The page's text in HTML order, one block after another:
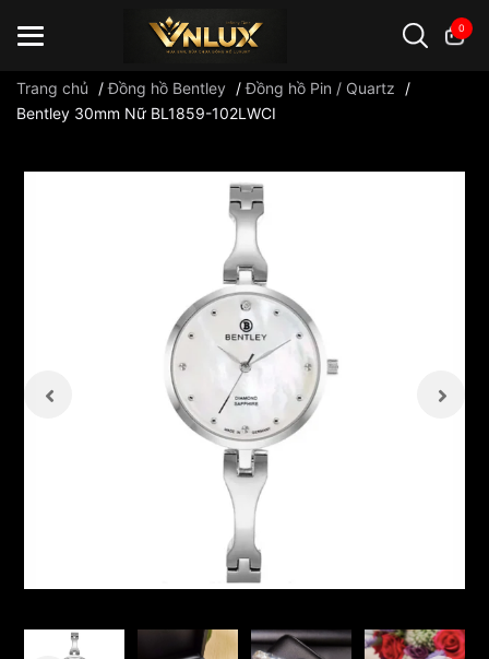
0
Trang chủ /Đồng hồ Bentley /Đồng hồ Pin / Quartz
/
Bentley 30mm Nữ BL1859-102LWCI